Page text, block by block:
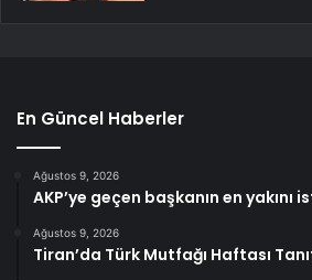
En Güncel Haberler
Ağustos 9, 2026
AKP’ye geçen başkanın en yakını
Ağustos 9, 2026
Tiran’da Türk Mutfağı Haftası